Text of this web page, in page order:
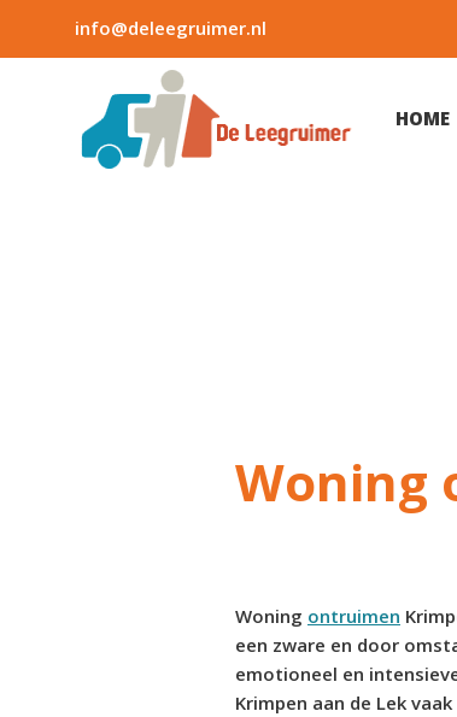
info@deleegruimer.nl
HOME
Woning
Woning ontruimen
een zware en door
emotioneel en
Krimpen aan de Lek